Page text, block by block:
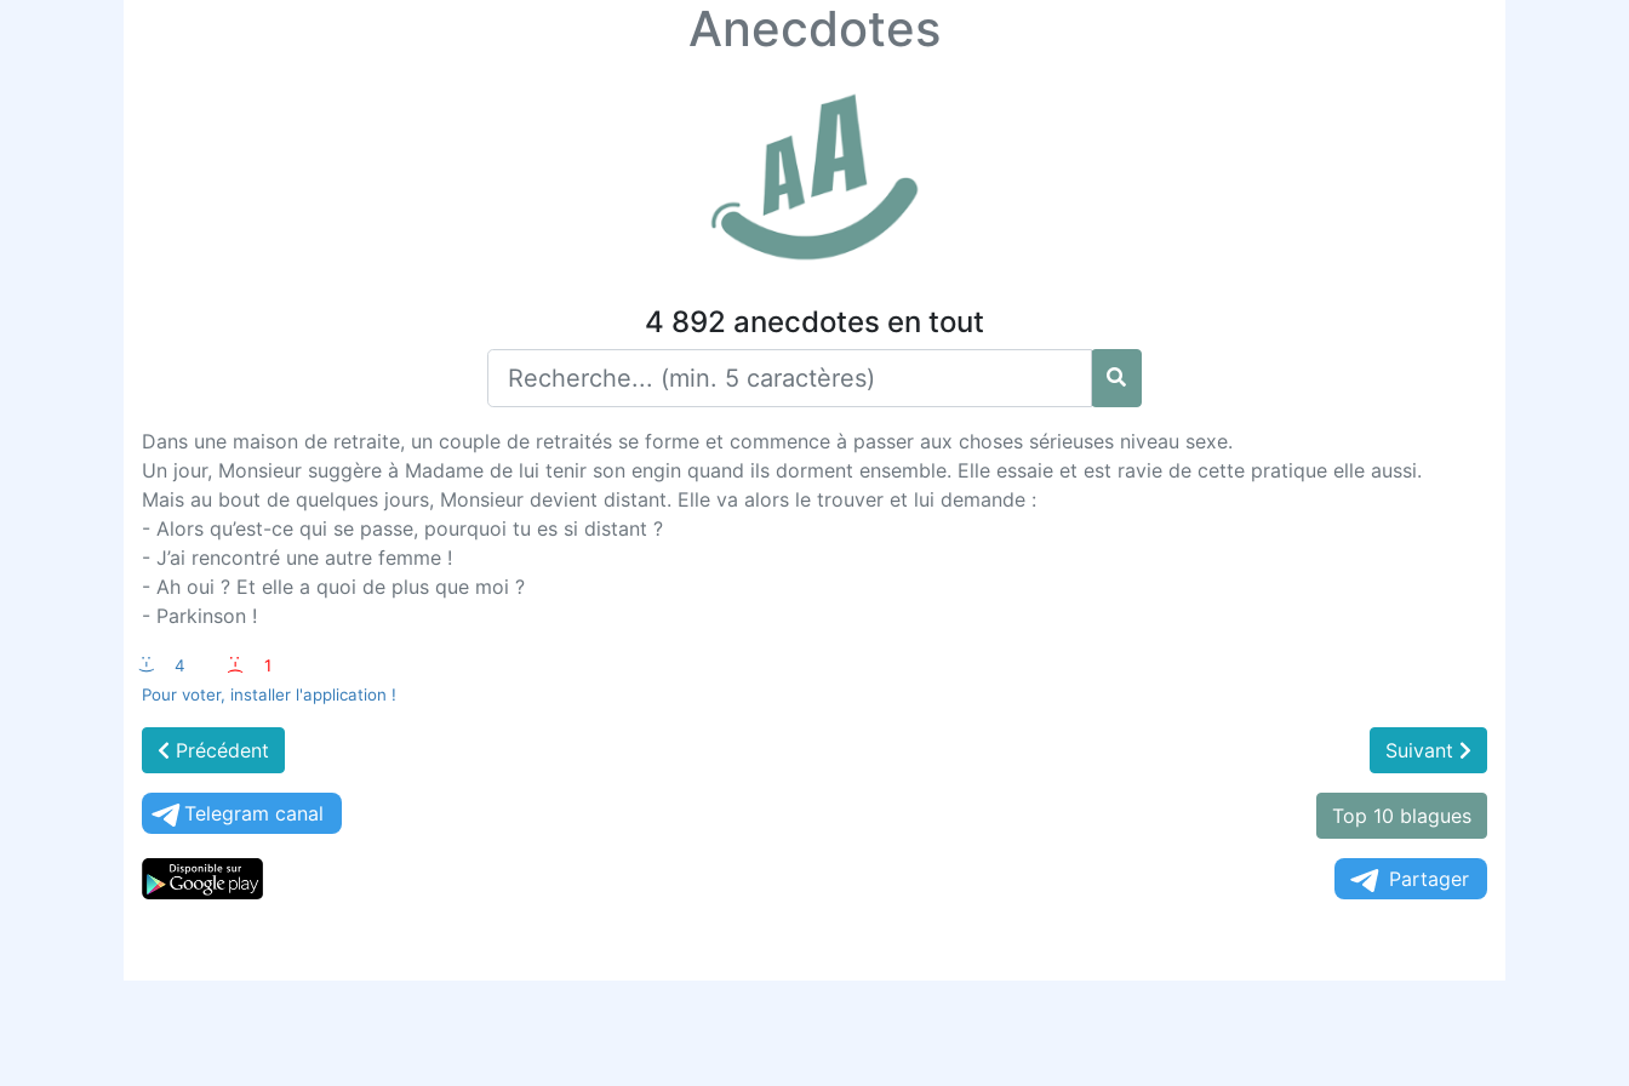
Anecdotes
4 892 anecdotes en tout
Dans une maison de retraite, un couple de retraités se forme et commence à passer aux choses sérieuses niveau sexe.
Un jour, Monsieur suggère à Madame de lui tenir son engin quand ils dorment ensemble. Elle essaie et est ravie de cette pratique elle aussi.
Mais au bout de quelques jours, Monsieur devient distant. Elle va alors le trouver et lui demande :
- Alors qu’est-ce qui se passe, pourquoi tu es si distant ?
- J’ai rencontré une autre femme !
- Ah oui ? Et elle a quoi de plus que moi ?
- Parkinson !
:-) 4 :-(
1
Pour voter, installer l'application !
Précédent Suivant
Telegram canal Top 10 blagues
Partager